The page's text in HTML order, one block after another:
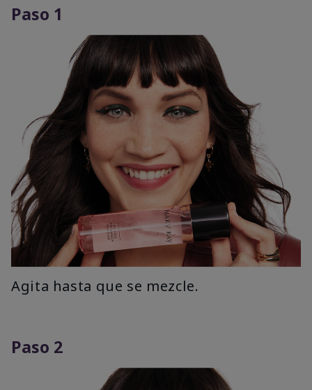
Paso 1
Agita hasta que se mezcle.
Paso 2